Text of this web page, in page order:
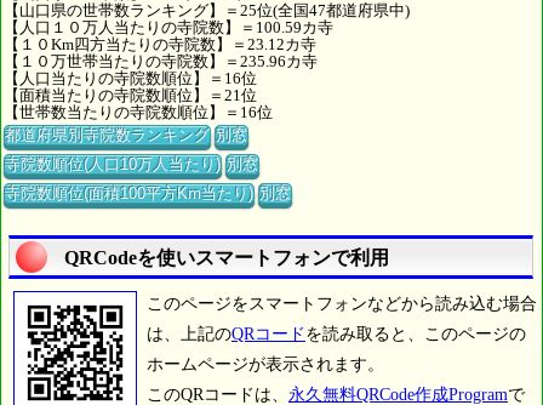
【山口県の世帯数ランキング】＝25位(全国47都道府県中)
【人口１０万人当たりの寺院数】＝100.59カ寺
【１０Km四方当たりの寺院数】＝23.12カ寺
【１０万世帯当たりの寺院数】＝235.96カ寺
【人口当たりの寺院数順位】＝16位
【面積当たりの寺院数順位】＝21位
【世帯数当たりの寺院数順位】＝16位
都道府県別寺院数ランキング 別窓
寺院数順位(人口10万人当たり) 別窓
寺院数順位(面積100平方Km当たり) 別窓
QRCodeを使いスマートフォンで利用
このページをスマートフォンなどから読み込む場合
は、上記のQRコード を読み取ると、このページの
ホームページが表示されます。
このQRコードは、 永久無料QRCode作成Programで